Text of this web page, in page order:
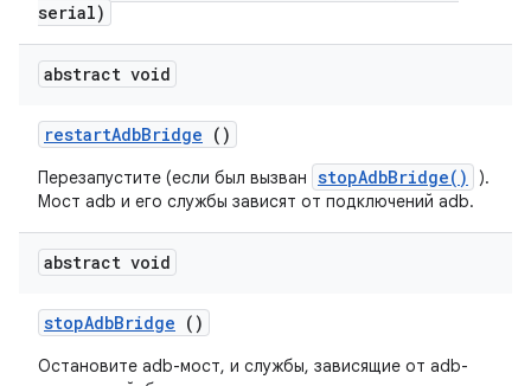
serial)
abstract void
restartAdbBridge ()
Перезапустите (если был вызван stopAdbBridge()
).
Мост adb и его службы зависят от подключений adb.
abstract void
stopAdbBridge ()
Остановите adb-мост, и службы, зависящие от adb-